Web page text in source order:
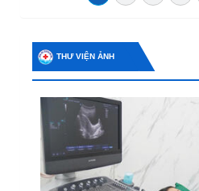
THƯ VIỆN ẢNH